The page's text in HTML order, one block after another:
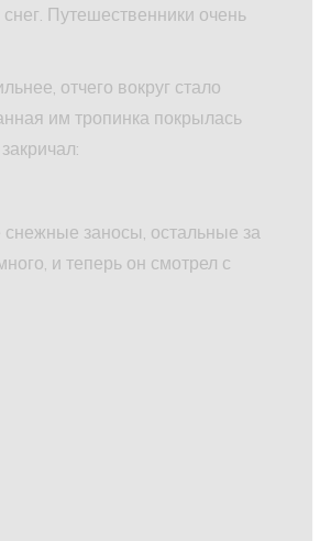
Путешественники очень
отчего вокруг стало
им тропинка покрылась
заносы, остальные за
и теперь он смотрел с